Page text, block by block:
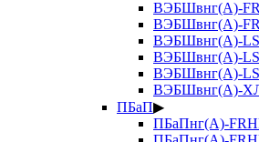
ВЭБШвнг(А)-
ВЭБШвнг(А)-
ВЭБШвнг(А)-LS
ВЭБШвнг(А)-
ВЭБШвнг(А)-
ВЭБШвнг(А)-
ПБаП▶
ПБаПнг(А)-